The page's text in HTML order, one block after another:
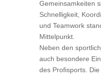
Gemeinsamkeiten
Schnelligkeit,
und Teamwork
Mittelpunkt.
Neben den
auch besondere
des Profisports.